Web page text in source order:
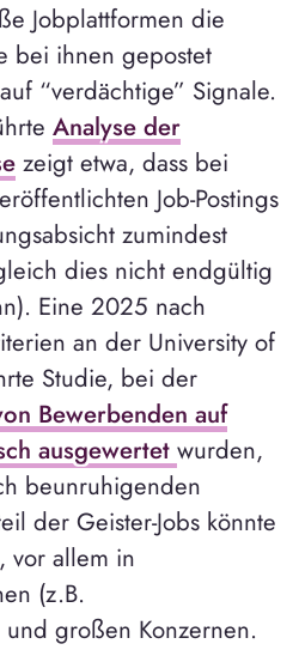
Jobplattformen die
bei ihnen gepostet
“verdächtige” Signale.
Analyse der
zeigt etwa, dass bei
Job-Postings
zumindest
dies nicht endgültig
Eine 2025 nach
an der University of
Studie, bei der
Bewerbenden auf
ausgewertet wurden,
beunruhigenden
der Geister-Jobs könnte
vor allem in
(z.B.
großen Konzernen.